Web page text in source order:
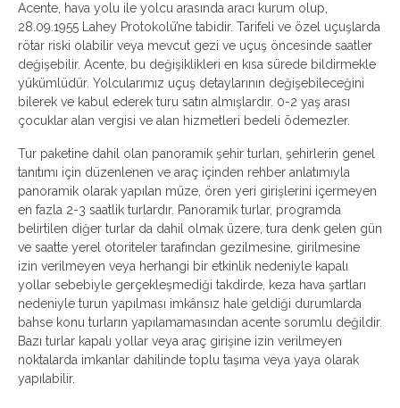
Acente, hava yolu ile yolcu arasında aracı kurum olup,
28.09.1955 Lahey Protokolü’ne tabidir. Tarifeli ve özel uçuşlarda
rötar riski olabilir veya mevcut gezi ve uçuş öncesinde saatler
değişebilir. Acente, bu değişiklikleri en kısa sürede bildirmekle
yükümlüdür. Yolcularımız uçuş detaylarının değişebileceğini
bilerek ve kabul ederek turu satın almışlardır. 0-2 yaş arası
çocuklar alan vergisi ve alan hizmetleri bedeli ödemezler.
Tur paketine dahil olan panoramik şehir turları, şehirlerin genel
tanıtımı için düzenlenen ve araç içinden rehber anlatımıyla
panoramik olarak yapılan müze, ören yeri girişlerini içermeyen
en fazla 2-3 saatlik turlardır. Panoramik turlar, programda
belirtilen diğer turlar da dahil olmak üzere, tura denk gelen gün
ve saatte yerel otoriteler tarafından gezilmesine, girilmesine
izin verilmeyen veya herhangi bir etkinlik nedeniyle kapalı
yollar sebebiyle gerçekleşmediği takdirde, keza hava şartları
nedeniyle turun yapılması imkânsız hale geldiği durumlarda
bahse konu turların yapılamamasından acente sorumlu değildir.
Bazı turlar kapalı yollar veya araç girişine izin verilmeyen
noktalarda imkanlar dahilinde toplu taşıma veya yaya olarak
yapılabilir.